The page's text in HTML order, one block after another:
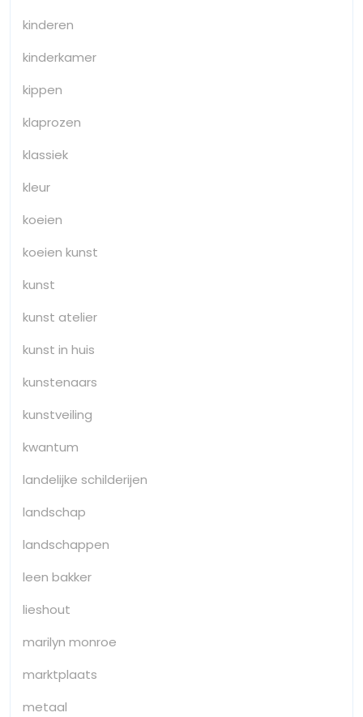
kinderen
kinderkamer
kippen
klaprozen
klassiek
kleur
koeien
koeien kunst
kunst
kunst atelier
kunst in huis
kunstenaars
kunstveiling
kwantum
landelijke schilderijen
landschap
landschappen
leen bakker
lieshout
marilyn monroe
marktplaats
metaal